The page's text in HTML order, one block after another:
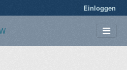
Einloggen